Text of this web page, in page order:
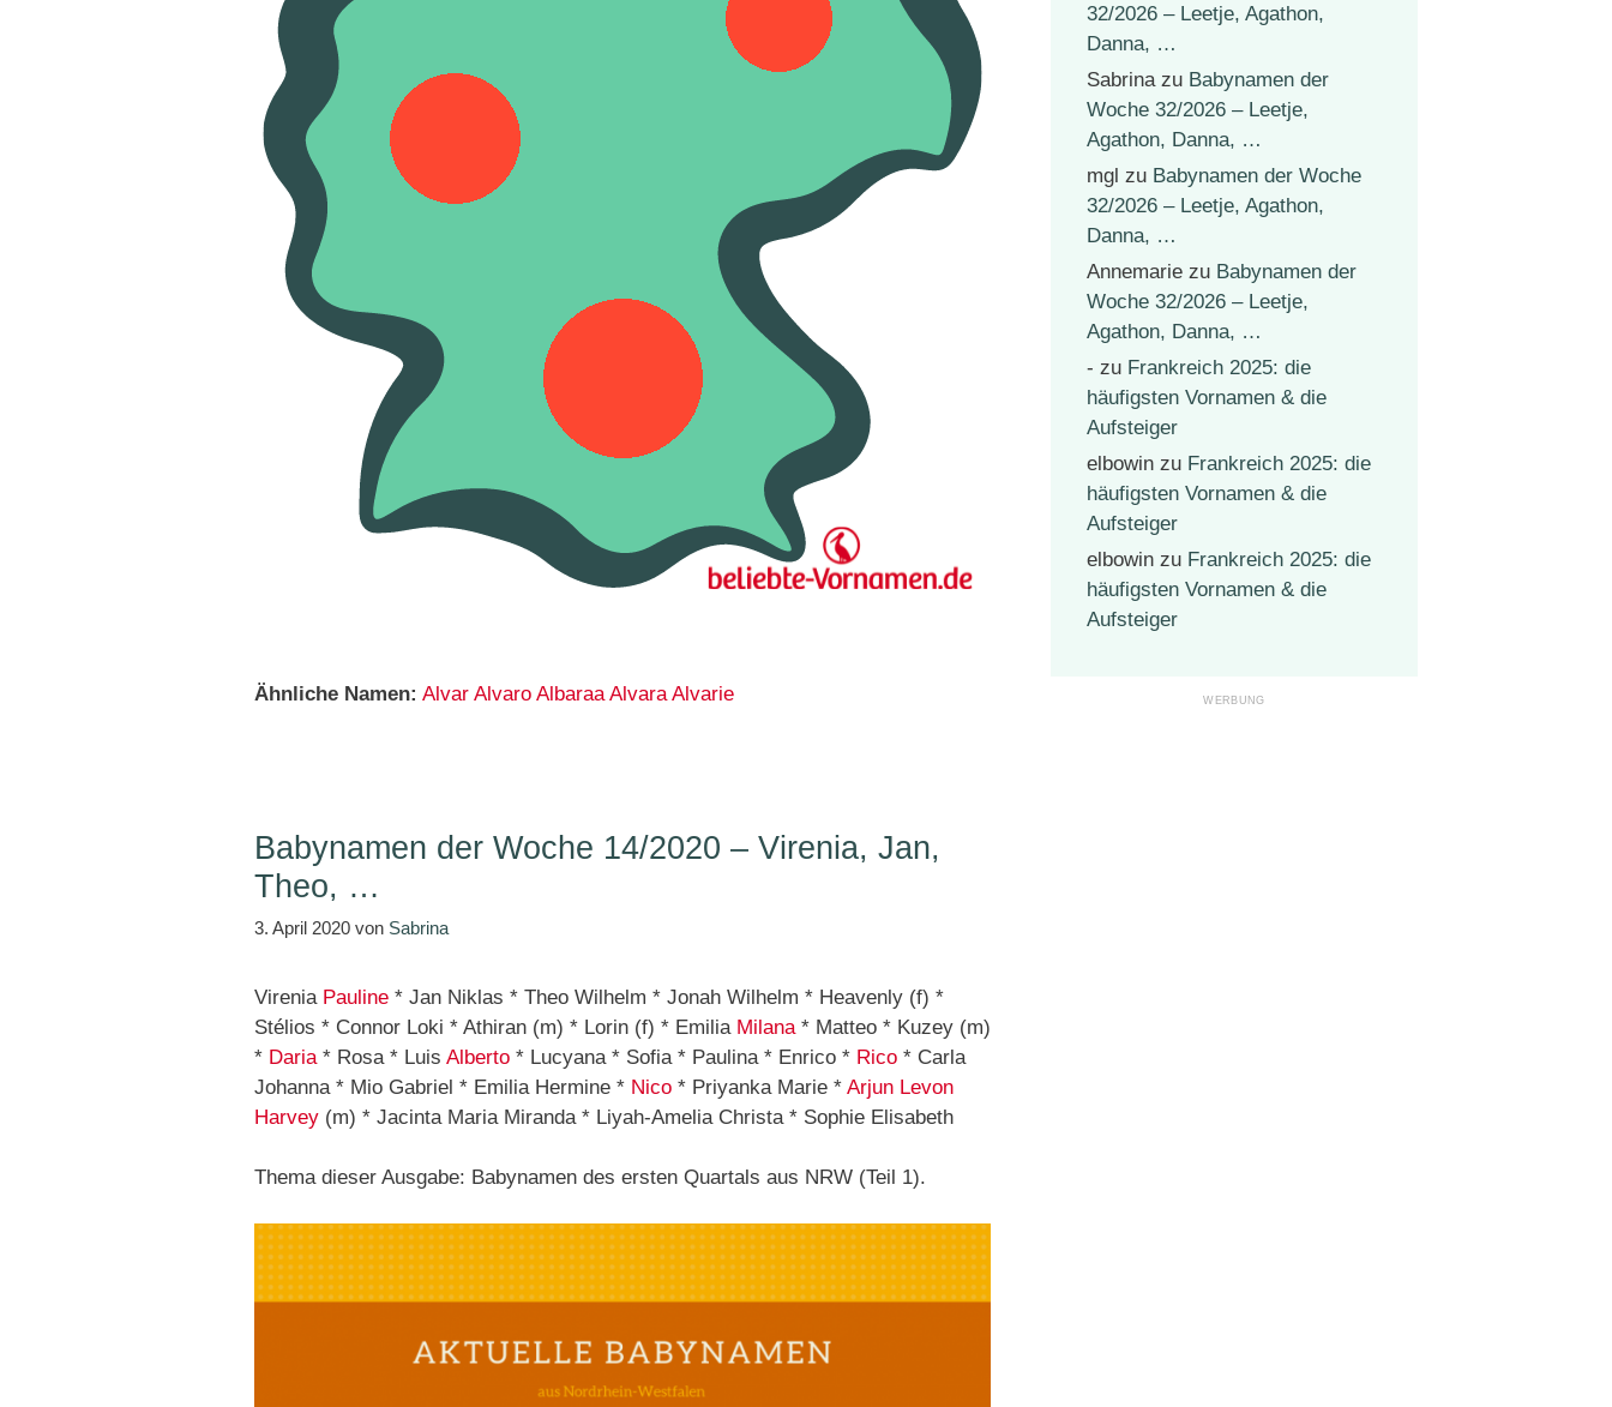
Ähnliche Namen: Alvar Alvaro Albaraa Alvara Alvarie
Babynamen der Woche 14/2020 – Virenia, Jan,
Theo, …
3. April 2020 von Sabrina
Virenia Pauline * Jan Niklas * Theo Wilhelm * Jonah Wilhelm * Heavenly (f) *
Stélios * Connor Loki * Athiran (m) * Lorin (f) * Emilia Milana * Matteo * Kuzey (m)
* Daria * Rosa * Luis Alberto * Lucyana * Sofia * Paulina * Enrico * Rico * Carla
Johanna * Mio Gabriel * Emilia Hermine * Nico * Priyanka Marie * Arjun Levon
Harvey (m) * Jacinta Maria Miranda * Liyah-Amelia Christa * Sophie Elisabeth
Thema dieser Ausgabe: Babynamen des ersten Quartals aus NRW (Teil 1).
32/2026 – Leetje, Agathon,
Danna, …
Sabrinazu Babynamen der
Woche 32/2026 – Leetje,
Agathon, Danna, …
mgl zu Babynamen der Woche
32/2026 – Leetje, Agathon,
Danna, …
Annemarie zu Babynamen der
Woche 32/2026 – Leetje,
Agathon, Danna, …
- zu Frankreich 2025: die
häufigsten Vornamen & die
Aufsteiger
elbowin zu Frankreich 2025: die
häufigsten Vornamen & die
Aufsteiger
elbowin zu Frankreich 2025: die
häufigsten Vornamen & die
Aufsteiger